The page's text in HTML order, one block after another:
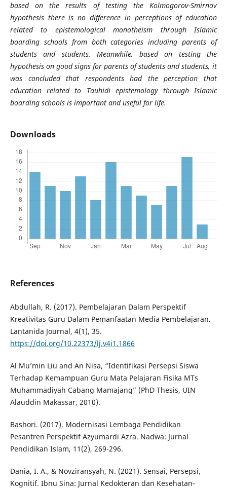
based on the results of testing the Kolmogorov-Smirnov
hypothesis there is no difference in perceptions of education
related to epistemological monotheism through Islamic
boarding schools from both categories including parents of
students and students. Meanwhile, based on testing the
hypothesis on good signs for parents of students and students, it
was concluded that respondents had the perception that
education related to Tauhidi epistemology through Islamic
boarding schools is important and useful for life.
Downloads
References
Abdullah, R. (2017). Pembelajaran Dalam Perspektif
Kreativitas Guru Dalam Pemanfaatan Media Pembelajaran.
Lantanida Journal, 4(1), 35.
https://doi.org/10.22373/lj.v4i1.1866
Al Mu’min Liu and An Nisa, “Identifikasi Persepsi Siswa
Terhadap Kemampuan Guru Mata Pelajaran Fisika MTs
Muhammadiyah Cabang Mamajang” (PhD Thesis, UIN
Alauddin Makassar, 2010).
Bashori. (2017). Modernisasi Lembaga Pendidikan
Pesantren Perspektif Azyumardi Azra. Nadwa: Jurnal
Pendidikan Islam, 11(2), 269-296.
Dania, I. A., & Novziransyah, N. (2021). Sensai, Persepsi,
Kognitif. Ibnu Sina: Jurnal Kedokteran dan Kesehatan-